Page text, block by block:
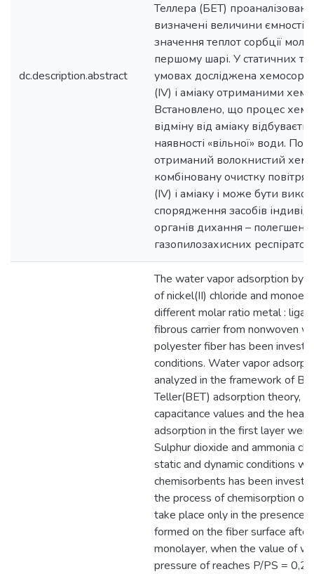
dc.description.abstract
Теллера (БЕТ) проаналізовані
визначені величини ємності
значення теплот сорбції
першому шарі. У статичних
умовах досліджена
(IV) і аміаку отриманими
Встановлено, що процес
відміну від аміаку
наявності «вільної» води.
отриманий волокнистий
комбіновану очистку повітря
(IV) і аміаку і може бути
спорядження засобів
органів дихання –
газопилозахисних
The water vapor adsorption by
of nickel(II) chloride and
different molar ratio metal :
fibrous carrier from nonwoven
polyester fiber has been
conditions. Water vapor
analyzed in the framework of
Teller(BET) adsorption theory,
capacitance values and the
adsorption in the first layer
Sulphur dioxide and ammonia
static and dynamic conditions
chemisorbents has been
the process of chemisorption of
take place only in the presence
formed on the fiber surface
monolayer, when the value of
pressure of reaches P/PS =